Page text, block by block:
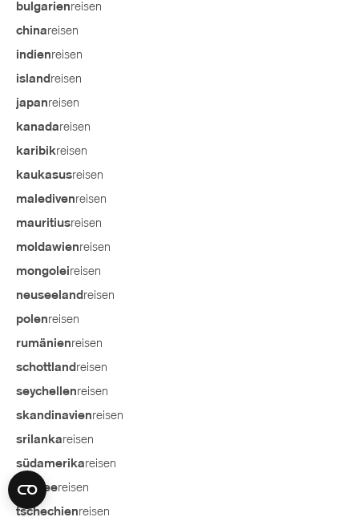
bulgarienreisen
chinareisen
indienreisen
island reisen
japanreisen
kanadareisen
karibikreisen
kaukasusreisen
maledivenreisen
mauritiusreisen
moldawienreisen
mongoleireisen
neuseeland reisen
polenreisen
rumänienreisen
schottland reisen
seychellenreisen
skandinavienreisen
srilankareisen
südamerikareisen
südseereisen
tschechienreisen